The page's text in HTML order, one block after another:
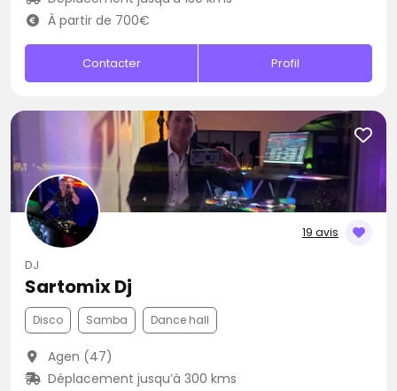
À partir de 700€
Contacter Profil
19 avis
DJ
Sartomix Dj
Disco Samba Dance hall
Agen (47)
Déplacement jusqu’à 300 kms